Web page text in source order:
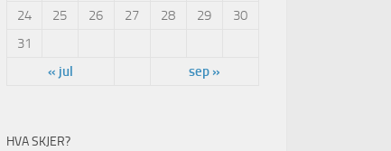
24
25 26 27 28 29
30
31
« jul
sep »
HVA SKJER?